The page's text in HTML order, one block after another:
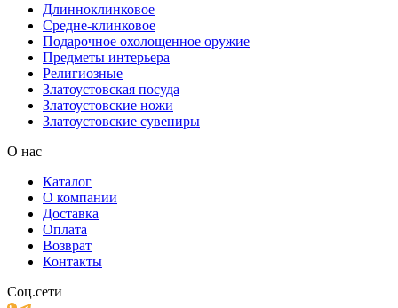
Длинноклинковое
Средне-клинковое
Подарочное охолощенное оружие
Предметы интерьера
Религиозные
Златоустовская посуда
Златоустовские ножи
Златоустовские сувениры
О нас
Каталог
О компании
Доставка
Оплата
Возврат
Контакты
Соц.сети